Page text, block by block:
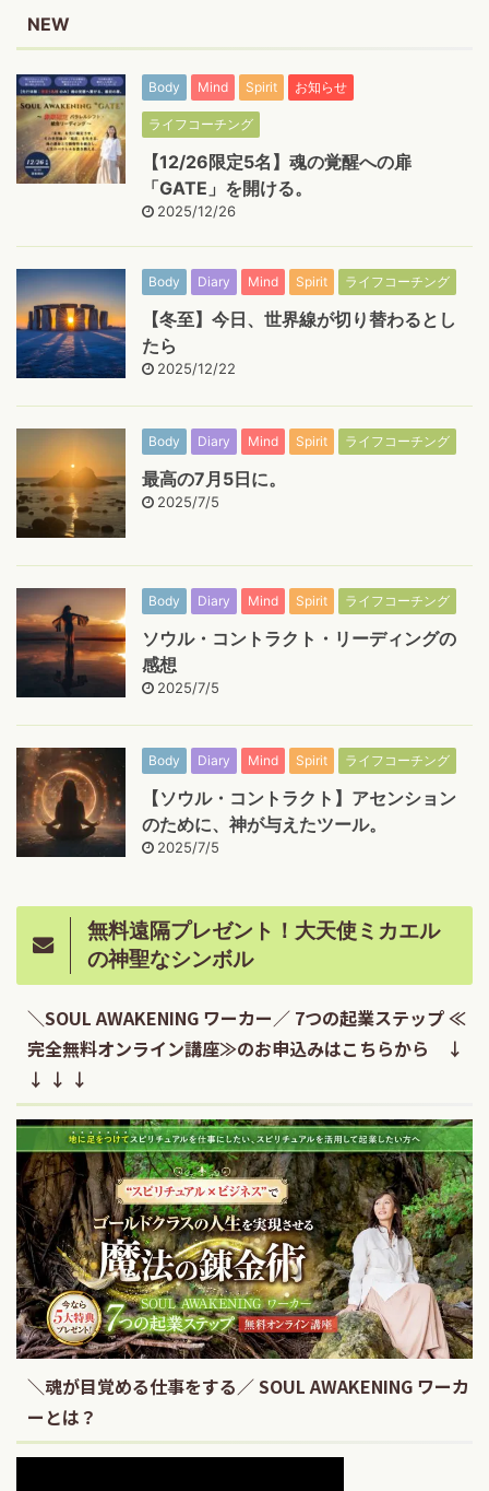
NEW
Body Mind Spirit お知らせ
ライフコーチング
【12/26限定5名】魂の覚醒への扉
「GATE」を開ける。
2025/12/26
Body Diary Mind Spirit ライフコーチング
【冬至】今日、世界線が切り替わるとし
たら
2025/12/22
Body Diary Mind Spirit ライフコーチング
最高の7月5日に。
2025/7/5
Body Diary Mind Spirit ライフコーチング
ソウル・コントラクト・リーディングの
感想
2025/7/5
Body Diary Mind Spirit ライフコーチング
【ソウル・コントラクト】アセンション
のために、神が与えたツール。
2025/7/5
無料遠隔プレゼント！大天使ミカエル
の神聖なシンボル
＼SOUL AWAKENING ワーカー／ 7つの起業ステップ ≪
完全無料オンライン講座≫のお申込みはこちらから ↓
↓ ↓ ↓
＼魂が目覚める仕事をする／ SOUL AWAKENING ワーカ
ーとは？